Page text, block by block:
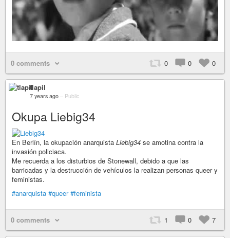
0 comments 0 0 0
tlapil
7 years ago – Public
Okupa Liebig34
En Berlín, la okupación anarquista Liebig34 se amotina contra la
invasión policiaca.
Me recuerda a los disturbios de Stonewall, debido a que las
barricadas y la destrucción de vehículos la realizan personas queer y
feministas.
#anarquista #queer #feminista
0 comments 1 0 7